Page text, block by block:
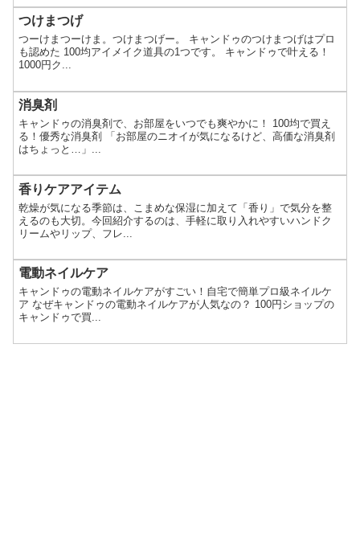
つけまつげ
つーけまつーけま。つけまつげー。 キャンドゥのつけまつげはプロ
も認めた 100均アイメイク道具の1つです。 キャンドゥで叶える！
1000円ク...
消臭剤
キャンドゥの消臭剤で、お部屋をいつでも爽やかに！ 100均で買え
る！優秀な消臭剤 「お部屋のニオイが気になるけど、高価な消臭剤
はちょっと…」...
香りケアアイテム
乾燥が気になる季節は、こまめな保湿に加えて「香り」で気分を整
えるのも大切。今回紹介するのは、手軽に取り入れやすいハンドク
リームやリップ、フレ...
電動ネイルケア
キャンドゥの電動ネイルケアがすごい！自宅で簡単プロ級ネイルケ
ア なぜキャンドゥの電動ネイルケアが人気なの？ 100円ショップの
キャンドゥで買...